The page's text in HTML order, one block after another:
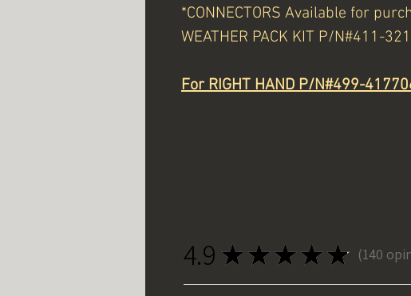
*CONNECTORS Available for
WEATHER PACK KIT P/N#411-
For RIGHT HAND P/N#499-
4.9 ★ ★ ★ ★ ★ 140
140